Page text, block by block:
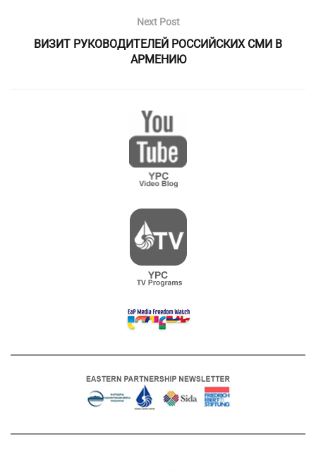
Next Post
ВИЗИТ РУКОВОДИТЕЛЕЙ РОССИЙСКИХ СМИ В
АРМЕНИЮ